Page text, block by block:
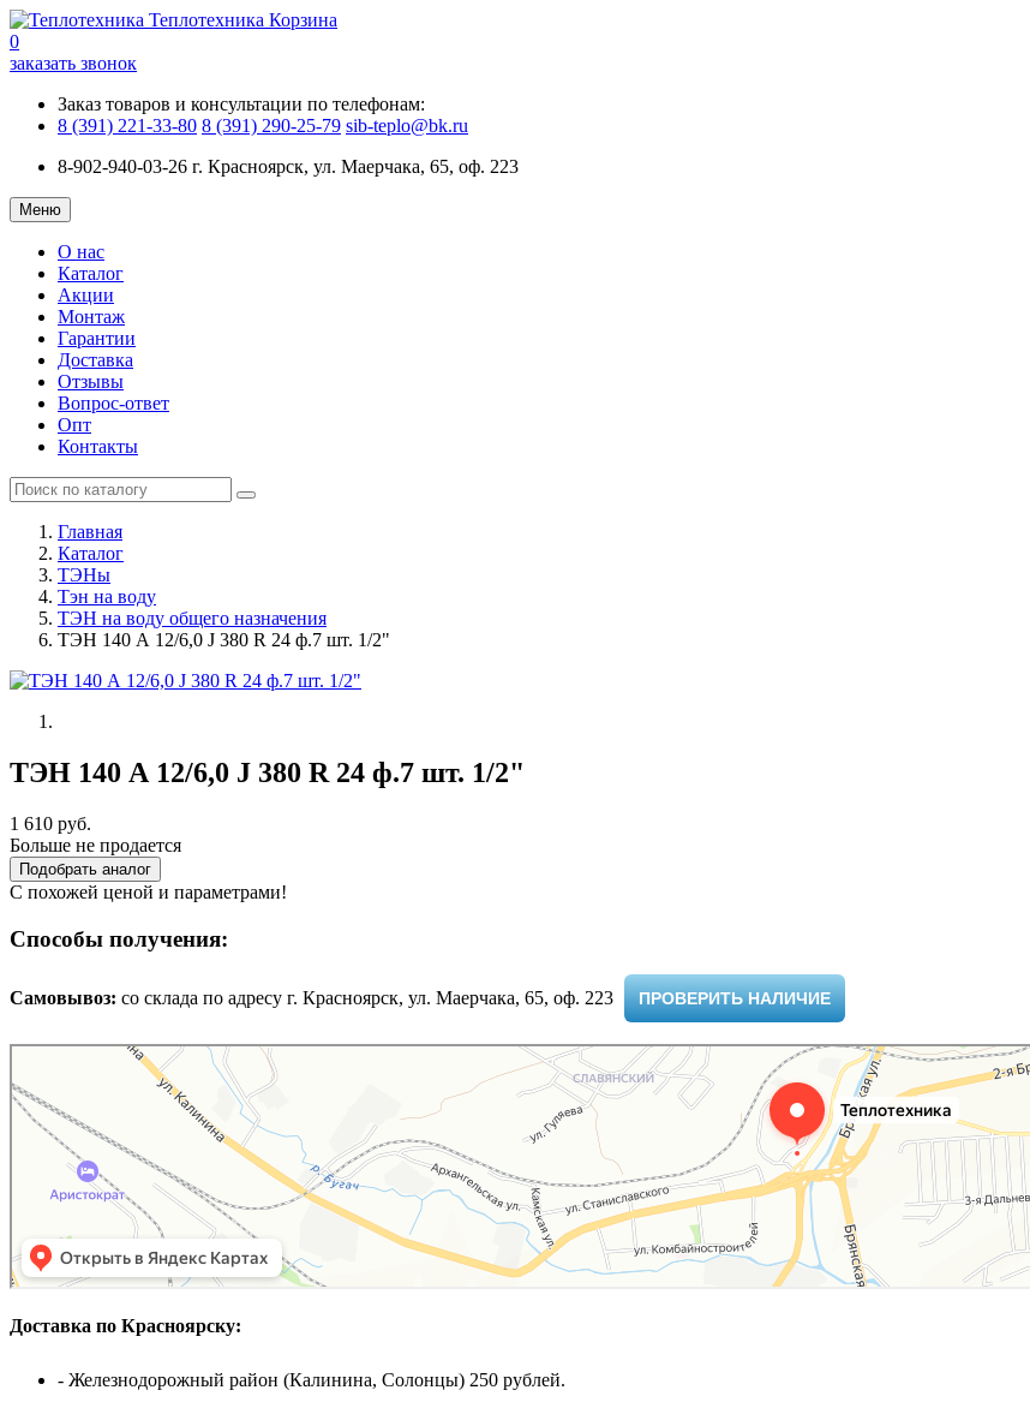
Теплотехника Корзина
0
заказать звонок
Заказ товаров и консультации по телефонам:
8 (391) 221-33-80 8 (391) 290-25-79 sib-teplo@bk.ru
8-902-940-03-26 г. Красноярск, ул. Маерчака, 65, оф. 223
Меню
О нас
Каталог
Акции
Монтаж
Гарантии
Доставка
Отзывы
Вопрос-ответ
Опт
Контакты
Главная
Каталог
ТЭНы
Тэн на воду
ТЭН на воду общего назначения
ТЭН 140 А 12/6,0 J 380 R 24 ф.7 шт. 1/2"
ТЭН 140 А 12/6,0 J 380 R 24 ф.7 шт. 1/2"
1 610 руб.
Больше не продается
Подобрать аналог
С похожей ценой и параметрами!
Способы получения:
Самовывоз: cо склада по адресу г. Красноярск, ул. Маерчака, 65, оф. 223 ​ ПРОВЕРИТЬ НАЛИЧИЕ
Доставка по Красноярску:
- Железнодорожный район (Калинина, Солонцы) 250 рублей.